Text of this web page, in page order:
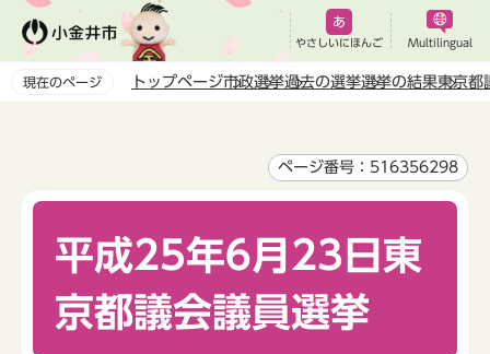
ペ
やさしいにほんご Multilingual
現在のページ トップページ市政選挙過去の選挙選挙の結果東京都
ページ番号：516356298
平成25年6月23日東
京都議会議員選挙